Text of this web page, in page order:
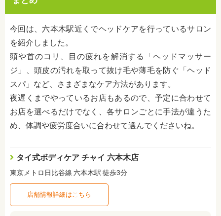
今回は、六本木駅近くでヘッドケアを行っているサロン
を紹介しました。
頭や首のコリ、目の疲れを解消する「ヘッドマッサー
ジ」、頭皮の汚れを取って抜け毛や薄毛を防ぐ「ヘッド
スパ」など、さまざまなケア方法があります。
夜遅くまでやっているお店もあるので、予定に合わせて
お店を選べるだけでなく、各サロンごとに手法が違うた
め、体調や疲労度合いに合わせて選んでくださいね。
タイ式ボディケア チャイ 六本木店
東京メトロ日比谷線 六本木駅 徒歩3分
店舗情報詳細はこちら